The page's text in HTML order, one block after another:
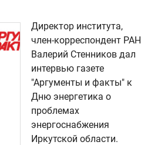
Директор института,
член-корреспондент РАН
Валерий Стенников дал
интервью газете
"Аргументы и факты" к
Дню энергетика о
проблемах
энергоснабжения
Иркутской области.